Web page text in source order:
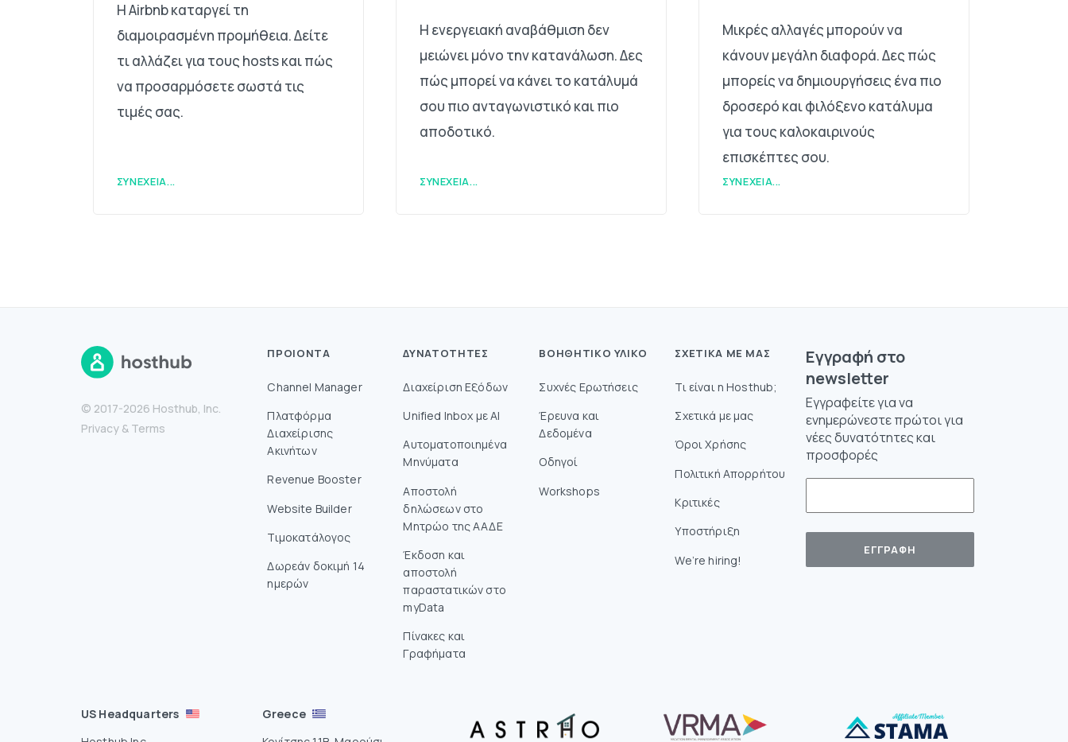
Η Airbnb καταργεί τη
διαμοιρασμένη προμήθεια. Δείτε
τι αλλάζει για τους hosts και πώς
να προσαρμόσετε σωστά τις
τιμές σας.
ΣΥΝΈΧΕΙΑ...
Η ενεργειακή αναβάθμιση δεν
μειώνει μόνο την κατανάλωση. Δες
πώς μπορεί να κάνει το κατάλυμά
σου πιο ανταγωνιστικό και πιο
αποδοτικό.
ΣΥΝΈΧΕΙΑ...
Μικρές αλλαγές μπορούν να
κάνουν μεγάλη διαφορά. Δες πώς
μπορείς να δημιουργήσεις ένα πιο
δροσερό και φιλόξενο κατάλυμα
για τους καλοκαιρινούς
επισκέπτες σου.
ΣΥΝΈΧΕΙΑ...
© 2017-2026 Hosthub, Inc.
Privacy & Terms
ΠΡΟΙΌΝΤΑ
Channel Manager
Πλατφόρμα
Διαχείρισης
Ακινήτων
Revenue Booster
Website Builder
Τιμοκατάλογος
Δωρεάν δοκιμή 14
ημερών
ΔΥΝΑΤΌΤΗΤΕΣ
Διαχείριση Εξόδων
Unified Inbox με AI
Αυτοματοποιημένα
Μηνύματα
Aποστολή
δηλώσεων στο
Mητρώο της ΑΑΔΕ
Έκδοση και
αποστολή
παραστατικών στο
myData
Πίνακες και
Γραφήματα
ΒΟΗΘΗΤΙΚΌ ΥΛΙΚΌ
Συχνές Ερωτήσεις
Έρευνα και
Δεδομένα
Οδηγοί
Workshops
ΣΧΕΤΙΚΆ ΜΕ ΜΑΣ
Τι είναι η Hosthub;
Σχετικά με μας
Όροι Χρήσης
Πολιτική Απορρήτου
Κριτικές
Υποστήριξη
We’re hiring!
Eγγραφή στο
newsletter
Εγγραφείτε για να
ενημερώνεστε πρώτοι για
νέες δυνατότητες και
προσφορές
US Headquarters
Greece